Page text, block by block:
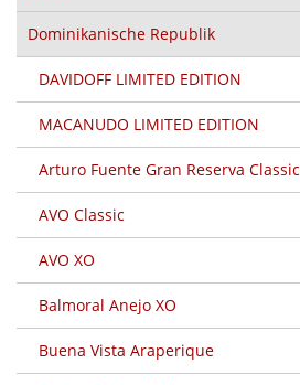
Dominikanische Republik
DAVIDOFF LIMITED EDITION
MACANUDO LIMITED EDITION
Arturo Fuente Gran Reserva Classic
AVO Classic
AVO XO
Balmoral Anejo XO
Buena Vista Araperique